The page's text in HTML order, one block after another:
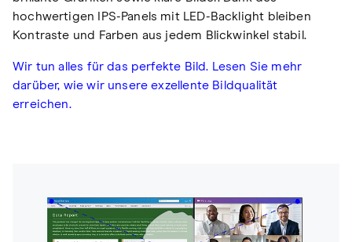
hochwertigen IPS-Panels mit LED-Backlight bleiben
Kontraste und Farben aus jedem Blickwinkel stabil.
Wir tun alles für das perfekte Bild. Lesen Sie mehr
darüber, wie wir unsere exzellente Bildqualität
erreichen.